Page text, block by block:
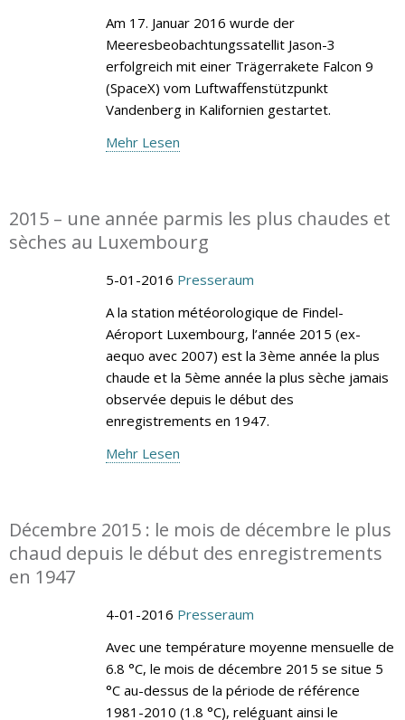
Am 17. Januar 2016 wurde der
Meeresbeobachtungssatellit Jason-3
erfolgreich mit einer Trägerrakete Falcon 9
(SpaceX) vom Luftwaffenstützpunkt
Vandenberg in Kalifornien gestartet.
Mehr Lesen
2015 – une année parmis les plus chaudes et
sèches au Luxembourg
5-01-2016 Presseraum
A la station météorologique de Findel-
Aéroport Luxembourg, l’année 2015 (ex-
aequo avec 2007) est la 3ème année la plus
chaude et la 5ème année la plus sèche jamais
observée depuis le début des
enregistrements en 1947.
Mehr Lesen
Décembre 2015 : le mois de décembre le plus
chaud depuis le début des enregistrements
en 1947
4-01-2016 Presseraum
Avec une température moyenne mensuelle de
6.8 °C, le mois de décembre 2015 se situe 5
°C au-dessus de la période de référence
1981-2010 (1.8 °C), reléguant ainsi le